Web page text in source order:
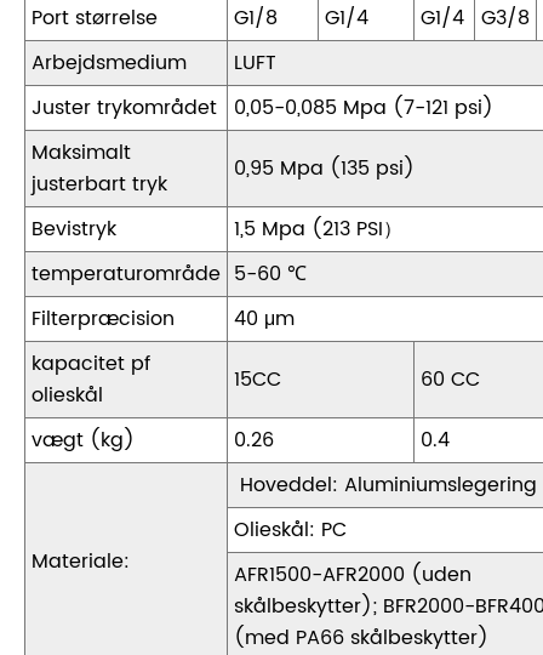
Port størrelse
G1/8 G1/4 G1/4 G3/8
Arbejdsmedium
LUFT
Juster trykområdet 0,05-0,085 Mpa (7-121 psi)
Maksimalt
justerbart tryk
0,95 Mpa (135 psi)
Bevistryk
1,5 Mpa (213 PSI）
temperaturområde 5-60 ℃
Filterpræcision
40 μm
kapacitet pf
olieskål
15CC
60 CC
vægt (kg)
0.26 0.4
Materiale:
Hoveddel: Aluminiumslegering
Olieskål: PC
AFR1500-AFR2000 (uden
skålbeskytter); BFR2000-
(med PA66 skålbeskytter)